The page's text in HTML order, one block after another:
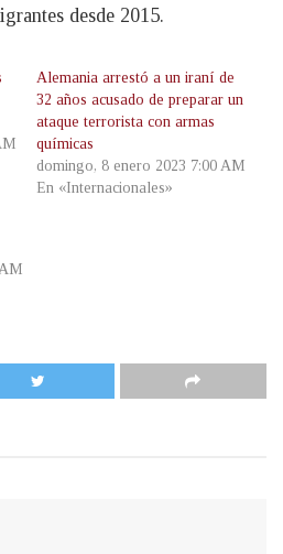
desde 2015.
Alemania arrestó a un iraní de
32 años acusado de preparar un
ataque terrorista con armas
químicas
domingo, 8 enero 2023 7:00 AM
En «Internacionales»